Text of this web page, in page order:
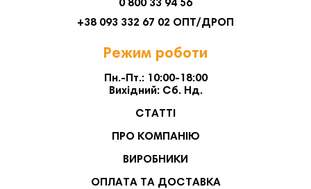
0 800 33 94 56
+38 093 332 67 02 ОПТ/ДРОП
Режим роботи
Пн.-Пт.: 10:00-18:00
Вихідний: Сб. Нд.
СТАТТІ
ПРО КОМПАНІЮ
ВИРОБНИКИ
ОПЛАТА ТА ДОСТАВКА